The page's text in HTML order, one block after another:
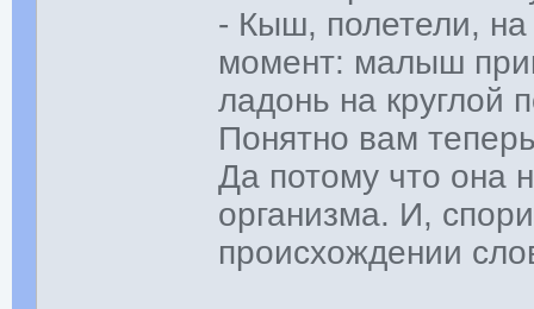
- Кыш, полетели,
момент: малыш
ладонь на круглой
Понятно вам
Да потому что она
организма. И,
происхождении